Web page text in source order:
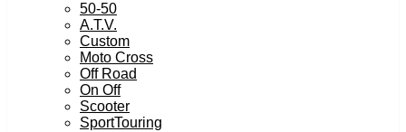
50-50
A.T.V.
Custom
Moto Cross
Off Road
On Off
Scooter
SportTouring